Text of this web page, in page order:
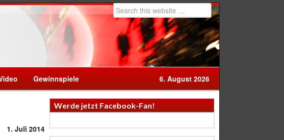
Gewinnspiele 6. August 2026
1. Juli 2014
Werde jetzt Facebook-Fan!